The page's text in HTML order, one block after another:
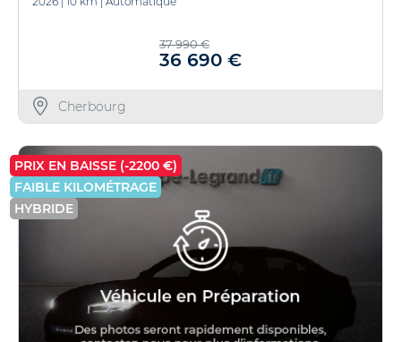
37 990 €
36 690 €
Cherbourg
PRIX EN BAISSE (-2200 €)
FAIBLE KILOMÉTRAGE
HYBRIDE